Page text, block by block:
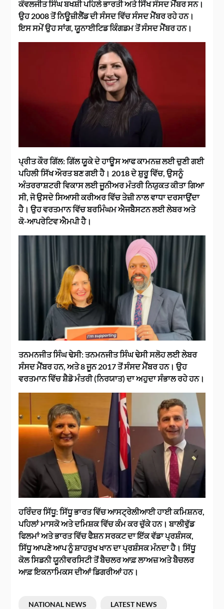
ਕੰਵਲਜੀਤ ਸਿੰਘ ਬਖਸ਼ੀ ਪਹਿਲੇ ਭਾਰਤੀ ਅਤੇ ਸਿੱਖ ਸੰਸਦ ਮੈਂਬਰ ਸਨ।
ਉਹ 2008 ਤੋਂ ਨਿਊਜ਼ੀਲੈਂਡ ਦੀ ਸੰਸਦ ਵਿੱਚ ਸੰਸਦ ਮੈਂਬਰ ਰਹੇ ਹਨ।
ਇਸ ਸਮੇਂ ਉਹ ਸਾਂਗ, ਯੂਨਾਈਟਿਡ ਕਿੰਗਡਮ ਤੋਂ ਸੰਸਦ ਮੈਂਬਰ ਹਨ।
ਪ੍ਰੀਤ ਕੌਰ ਗਿੱਲ:ਗਿੱਲ ਯੂਕੇ ਦੇ ਹਾਊਸ ਆਫ ਕਾਮਨਜ਼ ਲਈ ਚੁਣੀ ਗਈ
ਪਹਿਲੀ ਸਿੱਖ ਔਰਤ ਬਣ ਗਈ ਹੈ। 2018 ਦੇ ਸ਼ੁਰੂ ਵਿੱਚ, ਉਸਨੂੰ
ਅੰਤਰਰਾਸ਼ਟਰੀ ਵਿਕਾਸ ਲਈ ਜੂਨੀਅਰ ਮੰਤਰੀ ਨਿਯੁਕਤ ਕੀਤਾ ਗਿਆ
ਸੀ, ਜੋ ਉਸਦੇ ਸਿਆਸੀ ਕਰੀਅਰ ਵਿੱਚ ਤੇਜ਼ੀ ਨਾਲ ਵਾਧਾ ਦਰਸਾਉਂਦਾ
ਹੈ। ਉਹ ਵਰਤਮਾਨ ਵਿੱਚ ਬਰਮਿੰਘਮ ਐਜਬੈਸਟਨ ਲਈ ਲੇਬਰ ਅਤੇ
ਕੋ-ਆਪਰੇਟਿਵ ਐਮਪੀ ਹੈ।
ਤਨਮਨਜੀਤ ਸਿੰਘ ਢੇਸੀ:ਤਨਮਨਜੀਤ ਸਿੰਘ ਢੇਸੀ ਸਲੋਹ ਲਈ ਲੇਬਰ
ਸੰਸਦ ਮੈਂਬਰ ਹਨ, ਅਤੇ 8 ਜੂਨ 2017 ਤੋਂ ਸੰਸਦ ਮੈਂਬਰ ਹਨ। ਉਹ
ਵਰਤਮਾਨ ਵਿੱਚ ਸ਼ੈਡੋ ਮੰਤਰੀ (ਨਿਰਯਾਤ) ਦਾ ਅਹੁਦਾ ਸੰਭਾਲ ਰਹੇ ਹਨ।
ਹਰਿੰਦਰ ਸਿੱਧੂ:ਸਿੱਧੂ ਭਾਰਤ ਵਿੱਚ ਆਸਟ੍ਰੇਲੀਆਈ ਹਾਈ ਕਮਿਸ਼ਨਰ,
ਪਹਿਲਾਂ ਮਾਸਕੋ ਅਤੇ ਦਮਿਸ਼ਕ ਵਿੱਚ ਕੰਮ ਕਰ ਚੁੱਕੇ ਹਨ। ਬਾਲੀਵੁੱਡ
ਫਿਲਮਾਂ ਅਤੇ ਭਾਰਤ ਵਿੱਚ ਫੈਸ਼ਨ ਸਰਕਟ ਦਾ ਇੱਕ ਵੱਡਾ ਪ੍ਰਸ਼ੰਸਕ,
ਸਿੱਧੂ ਆਪਣੇ ਆਪ ਨੂੰ ਸ਼ਾਹਰੁਖ ਖਾਨ ਦਾ ਪ੍ਰਸ਼ੰਸਕ ਮੰਨਦਾ ਹੈ। ਸਿੱਧੂ
ਕੋਲ ਸਿਡਨੀ ਯੂਨੀਵਰਸਿਟੀ ਤੋਂ ਬੈਚਲਰ ਆਫ਼ ਲਾਅਜ਼ ਅਤੇ ਬੈਚਲਰ
ਆਫ਼ ਇਕਨਾਮਿਕਸ ਦੀਆਂ ਡਿਗਰੀਆਂ ਹਨ।
NATIONAL NEWS LATEST NEWS